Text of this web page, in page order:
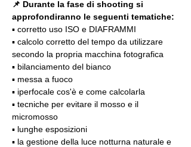
📌 Durante la fase di shooting si
approfondiranno le seguenti tematiche:
▪️ corretto uso ISO e DIAFRAMMI
▪️ calcolo corretto del tempo da utilizzare
secondo la propria macchina fotografica
▪️ bilanciamento del bianco
▪️ messa a fuoco
▪️ iperfocale cos'è e come calcolarla
▪️ tecniche per evitare il mosso e il
micromosso
▪️ lunghe esposizioni
▪️ la gestione della luce notturna naturale e